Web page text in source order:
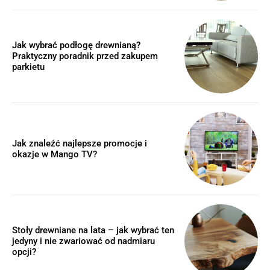
Jak wybrać podłogę drewnianą?
Praktyczny poradnik przed zakupem
parkietu
Jak znaleźć najlepsze promocje i
okazje w Mango TV?
Stoły drewniane na lata – jak wybrać ten
jedyny i nie zwariować od nadmiaru
opcji?